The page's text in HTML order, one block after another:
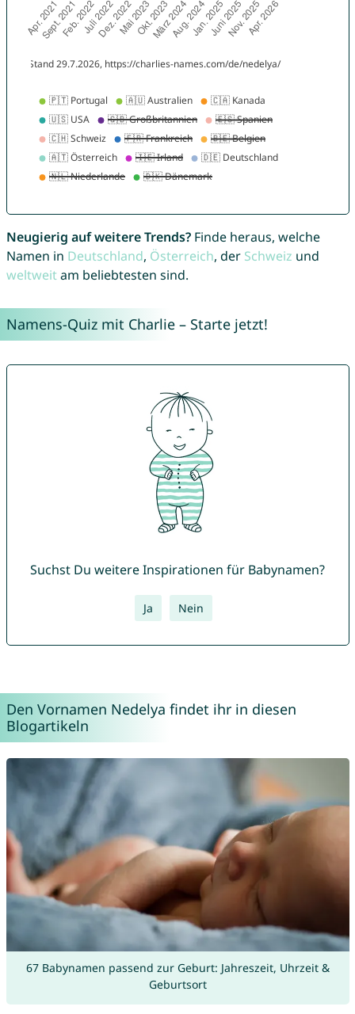
Neugierig auf weitere Trends?Finde heraus, welche
Namen in Deutschland, Österreich, der Schweiz und
weltweitam beliebtesten sind.
Namens-Quiz mit Charlie – Starte jetzt!
Suchst Du weitere Inspirationen für Babynamen?
Ja Nein
Den Vornamen Nedelya findet ihr in diesen
Blogartikeln
67 Babynamen passend zur Geburt: Jahreszeit, Uhrzeit &
Geburtsort